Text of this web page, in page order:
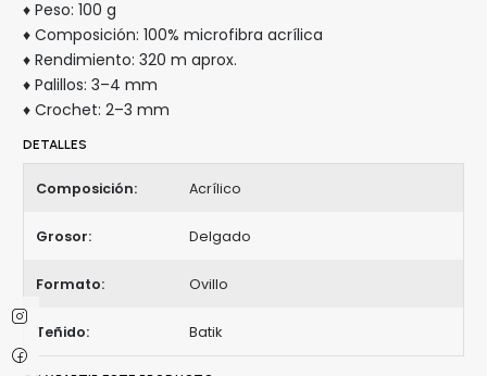
♦ Peso: 100 g
♦ Composición: 100% microfibra acrílica
♦ Rendimiento: 320 m aprox.
♦ Palillos: 3–4 mm
♦ Crochet: 2–3 mm
DETALLES
Composición: Acrílico
Grosor: Delgado
Formato: Ovillo
Teñido: Batik